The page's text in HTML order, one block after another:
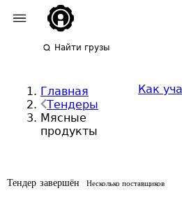
Найти грузы
Главная
Тендеры
Мясные
продукты
Как
Тендер завершён Несколько поставщиков